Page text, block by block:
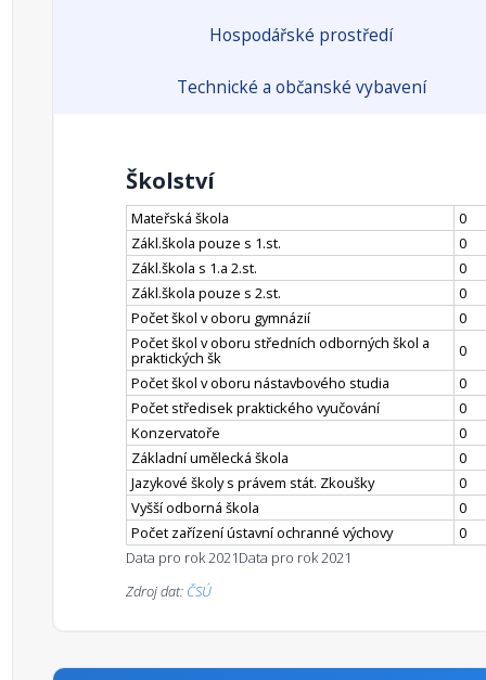
Hospodářské prostředí
Technické a občanské vybavení
Školství
Mateřská škola
0
Zákl.škola pouze s 1.st.
0
Zákl.škola s 1.a 2.st.
0
Zákl.škola pouze s 2.st.
0
Počet škol v oboru gymnázií
0
Počet škol v oboru středních odborných škol a
praktických šk
0
Počet škol v oboru nástavbového studia
0
Počet středisek praktického vyučování
0
Konzervatoře
0
Základní umělecká škola
0
Jazykové školy s právem stát. Zkoušky
0
Vyšší odborná škola
0
Počet zařízení ústavní ochranné výchovy
0
Data pro rok 2021Data pro rok 2021
Zdroj dat: ČSÚ